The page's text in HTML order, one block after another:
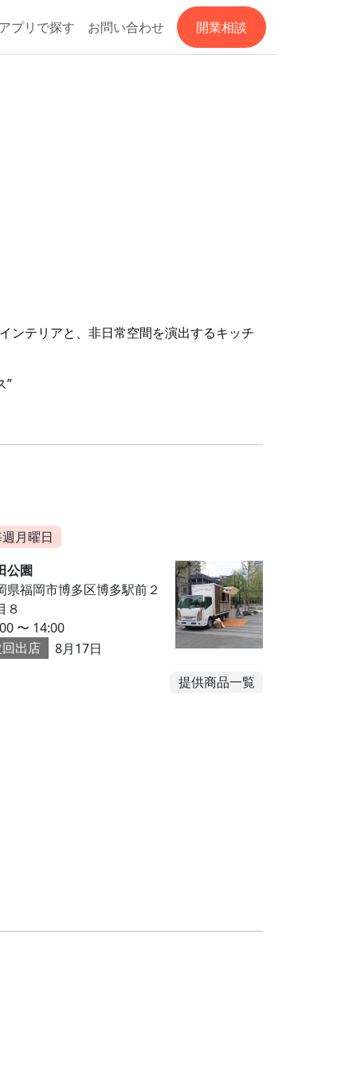
プリで探す お問い合わせ 開業相談
ンテリアと、非日常空間を演出するキッチ
”
月曜日
公園
県福岡市博多区博多駅前２
８
〜 14:00
出店
8月17日
提供商品一覧